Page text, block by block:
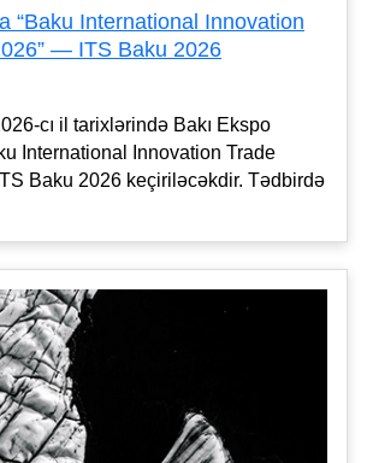
“Baku International Innovation
— ITS Baku 2026
cı il tarixlərində Bakı Ekspo
International Innovation Trade
Baku 2026 keçiriləcəkdir. Tədbirdə